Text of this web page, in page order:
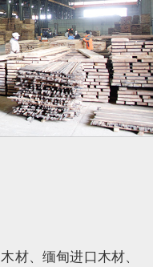
材、缅甸进口木材、